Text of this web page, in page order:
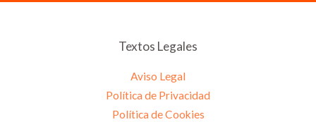
Textos Legales
Aviso Legal
Política de Privacidad
Política de Cookies